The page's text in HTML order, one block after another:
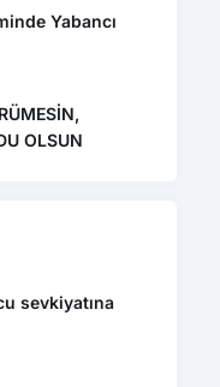
Yabancı
OLSUN
sevkiyatına